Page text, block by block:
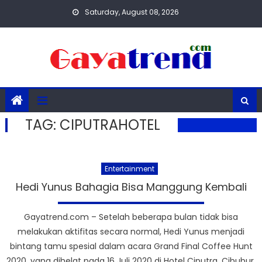
Saturday, August 08, 2026
TAG: CIPUTRAHOTEL
Entertainment
Hedi Yunus Bahagia Bisa Manggung Kembali
Gayatrend.com – Setelah beberapa bulan tidak bisa
melakukan aktifitas secara normal, Hedi Yunus menjadi
bintang tamu spesial dalam acara Grand Final Coffee Hunt